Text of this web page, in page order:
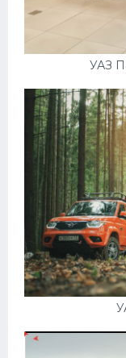
УАЗ